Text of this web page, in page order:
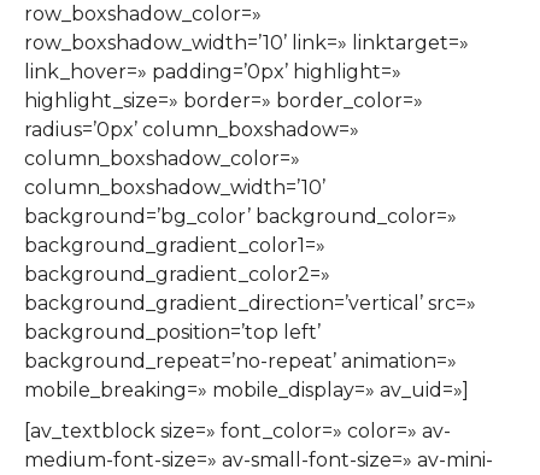
row_boxshadow_color=»
row_boxshadow_width=’10’ link=» linktarget=»
link_hover=» padding=’0px’ highlight=»
highlight_size=» border=» border_color=»
radius=’0px’ column_boxshadow=»
column_boxshadow_color=»
column_boxshadow_width=’10’
background=’bg_color’ background_color=»
background_gradient_color1=»
background_gradient_color2=»
background_gradient_direction=’vertical’ src=»
background_position=’top left’
background_repeat=’no-repeat’ animation=»
mobile_breaking=» mobile_display=» av_uid=»]
[av_textblock size=» font_color=» color=» av-
medium-font-size=» av-small-font-size=» av-mini-